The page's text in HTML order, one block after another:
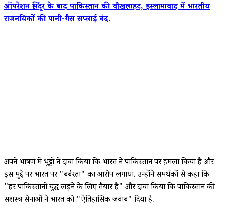
ऑपरेशन सिंदूर के बाद पाकिस्तान की बौखलाहट, इस्लामाबाद में भारतीय
राजनयिकों की पानी-गैस सप्लाई बंद.
अपने भाषण में भुट्टो ने दावा किया कि भारत ने पाकिस्तान पर हमला किया है और
इस मुद्दे पर भारत पर "बर्बरता" का आरोप लगाया. उन्होंने समर्थकों से कहा कि
"हर पाकिस्तानी युद्ध लड़ने के लिए तैयार है" और दावा किया कि पाकिस्तान की
सशस्त्र सेनाओं ने भारत को "ऐतिहासिक जवाब" दिया है.